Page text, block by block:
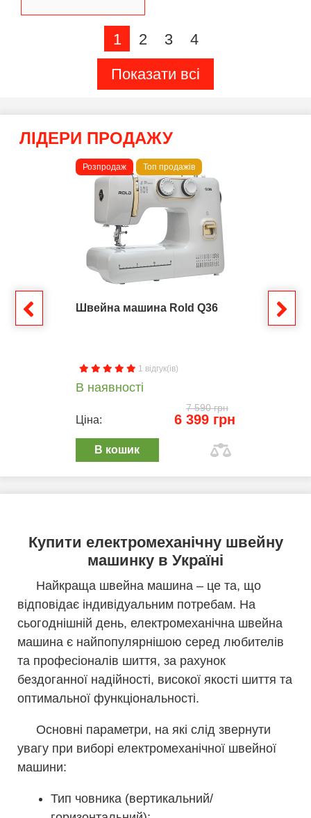
1 2 3
4
Показати всі
ЛІДЕРИ ПРОДАЖУ
Розпродаж Топ продажів
Швейна машина Rold Q36
1 відгук(ів)
В наявності
7 590 грн
Ціна: 6 399 грн
В кошик
Купити електромеханічну швейну
машинку в Україні
Найкраща швейна машина – це та, що
відповідає індивідуальним потребам. На
сьогоднішній день, електромеханічна швейна
машина є найпопулярнішою серед любителів
та професіоналів шиття, за рахунок
бездоганної надійності, високої якості шиття та
оптимальної функціональності.
Основні параметри, на які слід звернути
увагу при виборі електромеханічної швейної
машини:
Тип човника (вертикальний/